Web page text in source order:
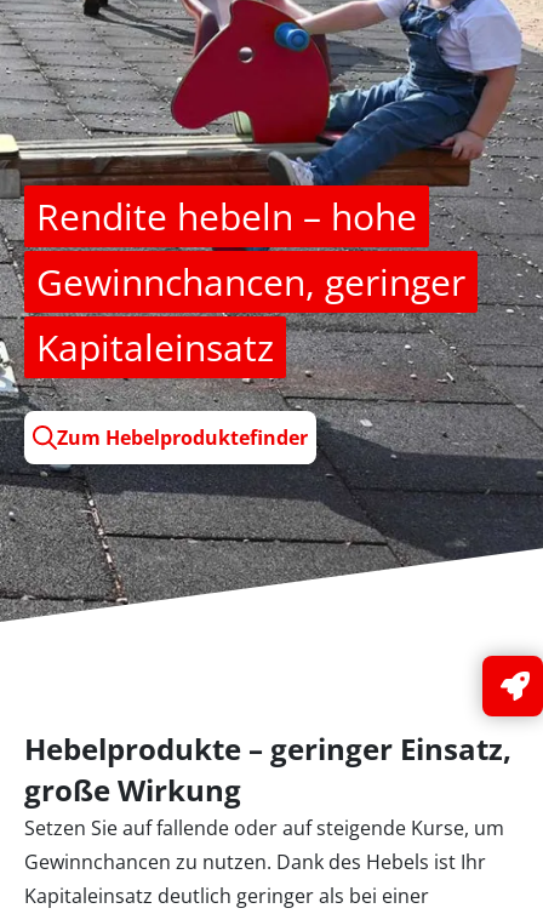
Rendite hebeln – hohe
Gewinnchancen, geringer
Kapitaleinsatz
Zum Hebelproduktefinder
Hebelprodukte – geringer Einsatz,
große Wirkung
Setzen Sie auf fallende oder auf steigende Kurse, um
Gewinnchancen zu nutzen. Dank des Hebels ist Ihr
Kapitaleinsatz deutlich geringer als bei einer